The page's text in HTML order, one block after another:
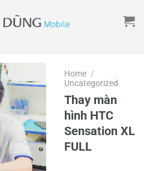
Home /
Uncategorized
Thay màn
hình HTC
Sensation XL
FULL